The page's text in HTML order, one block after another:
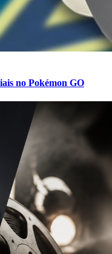
no Pokémon GO